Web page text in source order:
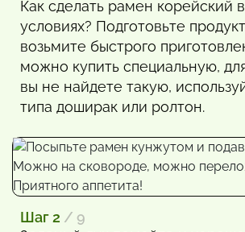
Как сделать рамен корейский
условиях? Подготовьте
возьмите быстрого
можно купить специальную,
вы не найдете такую,
типа доширак или ролтон.
Шаг 2 / 9